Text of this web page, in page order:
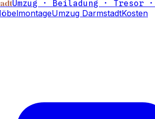
Umzug · Beiladung · Tresor
Umzug DarmstadtKosten